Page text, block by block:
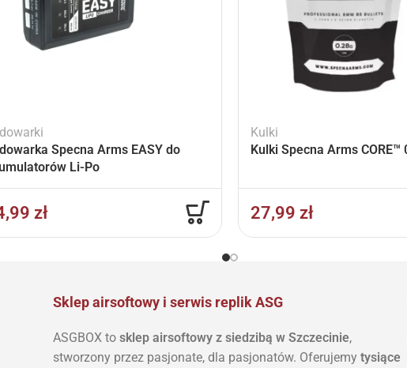
Specna Arms EASY do
Li-Po
zł
Kulki
Kulki Specna Arms CORE™
27,99 zł
Sklep airsoftowy i serwis replik ASG
ASGBOX to sklep airsoftowy z siedzibą w Szczecinie,
stworzony przez pasjonate, dla pasjonatów. Oferujemy tysiące